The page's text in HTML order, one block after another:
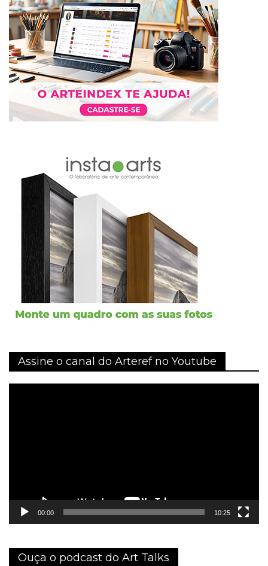
Assine o canal do Arteref no Youtube
00:00 10:25
Ouça o podcast do Art Talks